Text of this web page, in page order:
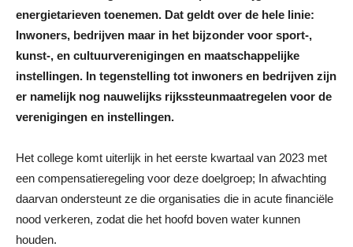
energietarieven toenemen. Dat geldt over de hele linie:
Inwoners, bedrijven maar in het bijzonder voor sport-,
kunst-, en cultuurverenigingen en maatschappelijke
instellingen. In tegenstelling tot inwoners en bedrijven zijn
er namelijk nog nauwelijks rijkssteunmaatregelen voor de
verenigingen en instellingen.
Het college komt uiterlijk in het eerste kwartaal van 2023 met
een compensatieregeling voor deze doelgroep; In afwachting
daarvan ondersteunt ze die organisaties die in acute financiële
nood verkeren, zodat die het hoofd boven water kunnen
houden.